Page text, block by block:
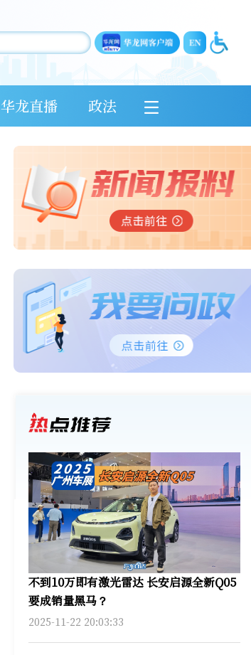
华龙直播 政法
不到10万即有激光雷达 长安启源全新Q05
要成销量黑马？
2025-11-22 20:03:33